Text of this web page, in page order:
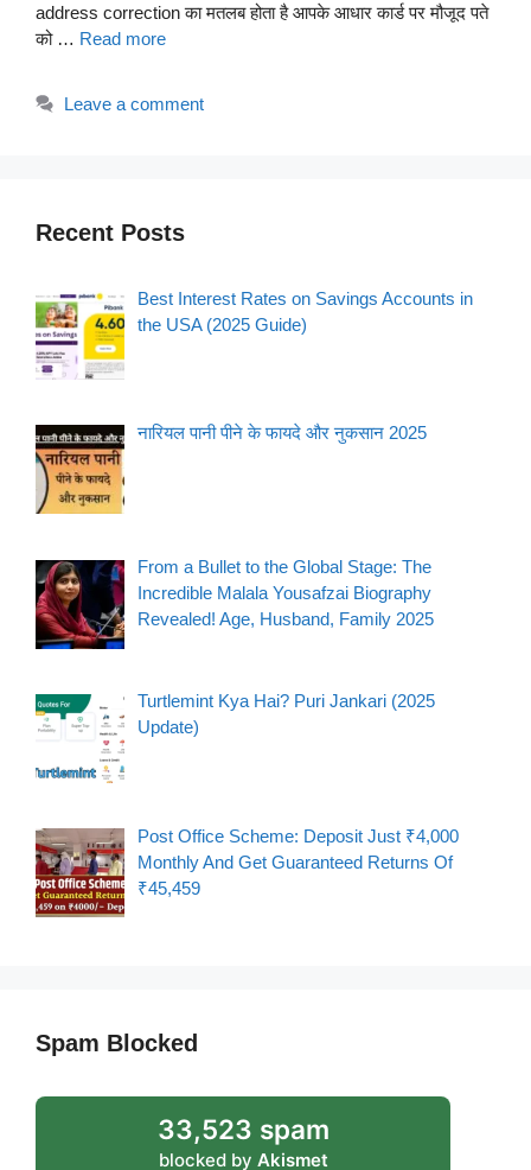
address correction का मतलब होता है आपके आधार कार्ड पर मौजूद पते
को … Read more
Leave a comment
Recent Posts
Best Interest Rates on Savings Accounts in
the USA (2025 Guide)
नारियल पानी पीने के फायदे और नुकसान 2025
From a Bullet to the Global Stage: The
Incredible Malala Yousafzai Biography
Revealed! Age, Husband, Family 2025
Turtlemint Kya Hai? Puri Jankari (2025
Update)
Post Office Scheme: Deposit Just ₹4,000
Monthly And Get Guaranteed Returns Of
₹45,459
Spam Blocked
33,523 spam
blocked by Akismet